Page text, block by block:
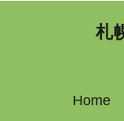
札
Home